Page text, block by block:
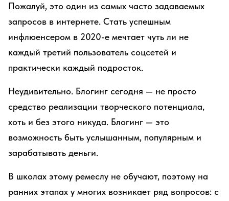
Пожалуй, это один из самых часто задаваемых
запросов в интернете. Стать успешным
инфлюенсером в 2020-е мечтает чуть ли не
каждый третий пользователь соцсетей и
практически каждый подросток.
Неудивительно. Блогинг сегодня — не просто
средство реализации творческого потенциала,
хоть и без этого никуда. Блогинг — это
возможность быть услышанным, популярным и
зарабатывать деньги.
В школах этому ремеслу не обучают, поэтому на
ранних этапах у многих возникает ряд вопросов: с